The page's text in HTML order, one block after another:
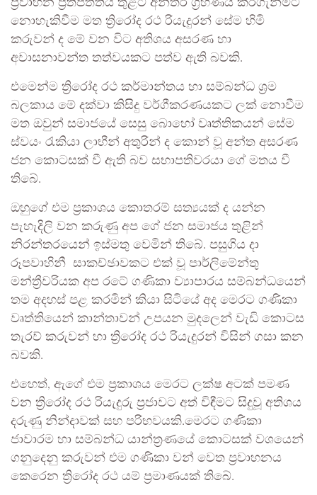
ප්‍රවාහන ප්‍රතිපත්තිය තුළට අන්තර් ග්‍රහණය කරගැනීමට
නොහැකිවීම මත ත්‍රිරෝද රථ රියැදුරන් සේම හිමි
කරුවන් ද මේ වන විට අතිශය අසරණ හා
අවාසනාවන්ත තත්වයකට පත්ව ඇති බවකි.
එමෙන්ම ත්‍රිරෝද රථ කර්මාන්තය හා සම්බන්ධ ශ්‍රම
බලකාය මේ දක්වා කිසිදු වර්ගීකරණයකට ලක් නොවීම
මත ඔවුන් සමාජයේ සෙසු බොහෝ වෘත්තිකයන් සේම
ස්වයං රැකියා ලාභීන් අතුරින් ද කොන් වූ අන්ත අසරණ
ජන කොටසක් වී ඇති බව සභාපතිවරයා ගේ මතය වී
තිබේ.
ඔහුගේ එම ප්‍රකාශය කොතරම් සත්‍යයක් ද යන්න
පැහැදිලි වන කරුණු අප ගේ ජන සමාජය තුළින්
නිරන්තරයෙන් ඉස්මතු වෙමින් තිබේ. පසුගිය දා
රූපවාහිනී සාකච්ඡාවකට එක් වූ පාර්ලිමේන්තු
මන්ත්‍රීවරියක අප රටේ ගණිකා ව්‍යාපාරය සම්බන්ධයෙන්
තම අදහස් පළ කරමින් කියා සිටියේ අද මෙරට ගණිකා
වෘත්තියෙන් කාන්තාවන් උපයන මුදලෙන් වැඩි කොටස
තැරව් කරුවන් හා ත්‍රිරෝද රථ රියැදුරන් විසින් ගසා කන
බවකි.
එහෙත්, ඇගේ එම ප්‍රකාශය මෙරට ලක්ෂ අටක් පමණ
වන ත්‍රිරෝද රථ රියැදුරු ප්‍රජාවට අත් විඳීමට සිදුවූ අතිශය
දරුණු නින්දාවක් සහ පරිභවයකි.මෙරට ගණිකා
ජාවාරම හා සම්බන්ධ යාන්ත්‍රණයේ කොටසක් වශයෙන්
ගනුදෙනු කරුවන් එම ගණිකා වන් වෙත ප්‍රවාහනය
කෙරෙන ත්‍රිරෝද රථ යම් ප්‍රමාණයක් තිබේ.